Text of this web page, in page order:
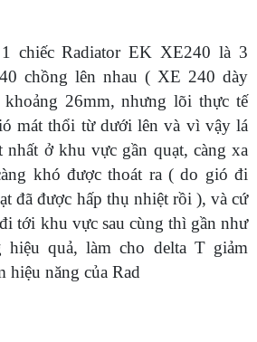
chiếc Radiator EK XE240 là 3
chồng lên nhau ( XE 240 dày
26mm, nhưng lõi thực tế
mát thổi từ dưới lên và vì vậy lá
nhất ở khu vực gần quạt, càng xa
khó được thoát ra ( do gió đi
đã được hấp thụ nhiệt rồi ), và cứ
tới khu vực sau cùng thì gần như
quả, làm cho delta T giảm
hiệu năng của Rad